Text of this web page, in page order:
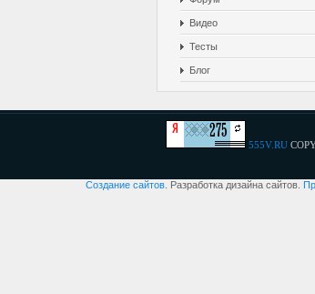
Видео
Тесты
Блог
555V.RU
Создание сайтов . Разработка дизайна сайтов.